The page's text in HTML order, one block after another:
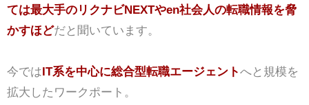
ては最大手のリクナビNEXTやen社会人の転職情報を脅
かすほどだと聞いています。
今ではIT系を中心に総合型転職エージェントへと規模を
拡大したワークポート。